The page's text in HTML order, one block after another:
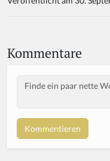
Kommentare
Body